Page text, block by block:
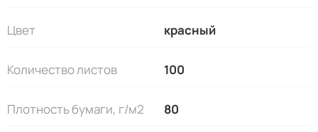
Цвет красный
Количество листов 100
Плотность бумаги, г/м2 80